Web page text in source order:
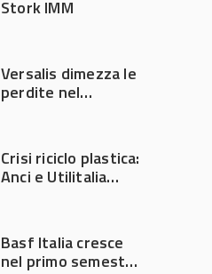
Stork IMM
Versalis dimezza le
perdite nel
Crisi riciclo plastica:
Anci e Utilitalia
Governo
Basf Italia cresce
nel primo semestre